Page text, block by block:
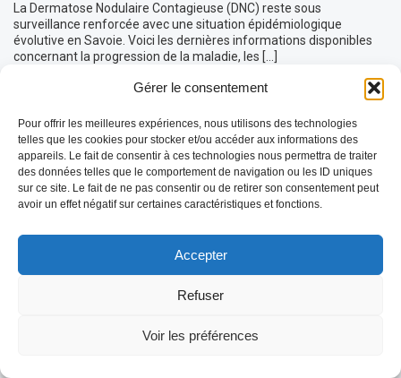
Gérer le consentement
Pour offrir les meilleures expériences, nous utilisons des technologies
telles que les cookies pour stocker et/ou accéder aux informations des
appareils. Le fait de consentir à ces technologies nous permettra de traiter
des données telles que le comportement de navigation ou les ID uniques
sur ce site. Le fait de ne pas consentir ou de retirer son consentement peut
avoir un effet négatif sur certaines caractéristiques et fonctions.
Accepter
Refuser
Voir les préférences
La Dermatose Nodulaire Contagieuse (DNC) reste sous
surveillance renforcée avec une situation épidémiologique
évolutive en Savoie. Voici les dernières informations disponibles
concernant la progression de la maladie, les […]
LIRE LA SUITE